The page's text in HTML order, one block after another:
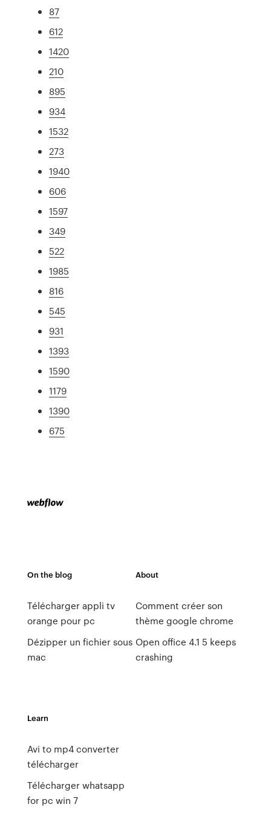
87
612
1420
210
895
934
1532
273
1940
606
1597
349
522
1985
816
545
931
1393
1590
1179
1390
675
On the blog
Télécharger appli tv
orange pour pc
Dézipper un fichier sous
mac
About
Comment créer son
thème google chrome
Open office 4.1 5 keeps
crashing
Learn
Avi to mp4 converter
télécharger
Télécharger whatsapp
for pc win 7